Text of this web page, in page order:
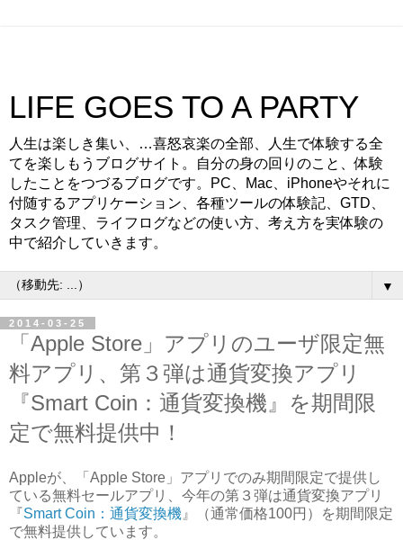
LIFE GOES TO A PARTY
人生は楽しき集い、…喜怒哀楽の全部、人生で体験する全
てを楽しもうブログサイト。自分の身の回りのこと、体験
したことをつづるブログです。PC、Mac、iPhoneやそれに
付随するアプリケーション、各種ツールの体験記、GTD、
タスク管理、ライフログなどの使い方、考え方を実体験の
中で紹介していきます。
▼
2014-03-25
「Apple Store」アプリのユーザ限定無
料アプリ、第３弾は通貨変換アプリ
『Smart Coin：通貨変換機』を期間限
定で無料提供中！
Appleが、「Apple Store」アプリでのみ期間限定で提供し
ている無料セールアプリ、今年の第３弾は通貨変換アプリ
『Smart Coin：通貨変換機 』（通常価格100円 ）を期間限定
で無料提供しています。